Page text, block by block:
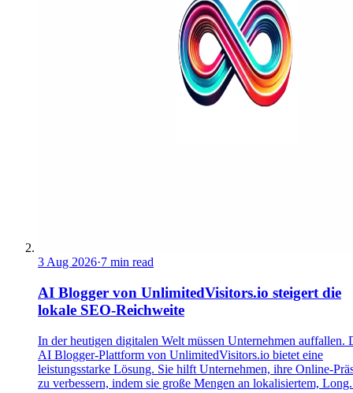
3 Aug 2026·7 min read
AI Blogger von UnlimitedVisitors.io steigert die
lokale SEO-Reichweite
In der heutigen digitalen Welt müssen Unternehmen auffallen.
AI Blogger-Plattform von UnlimitedVisitors.io bietet eine
leistungsstarke Lösung. Sie hilft Unternehmen, ihre Online-
zu verbessern, indem sie große Mengen an lokalisiertem,